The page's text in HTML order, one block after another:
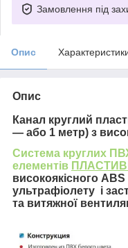
Замовлення під
Опис
Опис
Канал круглий
— або 1 метр) з
Система круглих
елементів
високоякісного
ультрафіолету і
та витяжної